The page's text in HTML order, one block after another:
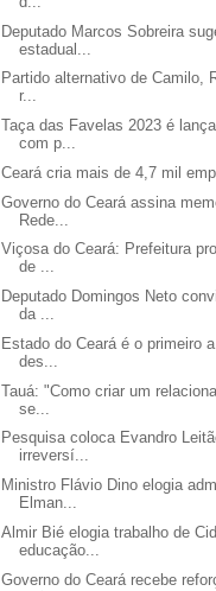
Deputado Marcos Sobreira
estadual...
Partido alternativo de Camilo,
r...
Taça das Favelas 2023 é
com p...
Ceará cria mais de 4,7 mil
Governo do Ceará assina
Rede...
Viçosa do Ceará: Prefeitura
de ...
Deputado Domingos Neto
da ...
Estado do Ceará é o primeiro
des...
Tauá: "Como criar um
se...
Pesquisa coloca Evandro
irreversí...
Ministro Flávio Dino elogia
Elman...
Almir Bié elogia trabalho de
educação...
Governo do Ceará recebe